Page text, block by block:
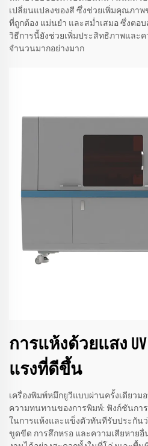
เปลี่ยนแปลงของสี ซึ่งช่วยเพิ่มคุณภา
ที่ถูกต้อง แม่นยำ และสม่ำเสมอ ซึ่งตอ
วิธีการนี้ยังช่วยเพิ่มประสิทธิภาพและ
จำนวนมากอย่างมาก
การแห้งด้วยแสง
แรงที่ดีขึ้น
เครื่องพิมพ์หมึกยูวีแบบผ่านครั้งเดียวม
ความทนทานของการพิมพ์: ฟังก์ชันกา
ในการแห้งและแข็งตัวทันทีรับประกัน
ขูดขีด การสึกหรอ และความเสียหาย